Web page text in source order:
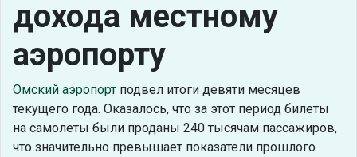
дохода местному
аэропорту
Омский аэропорт подвел итоги девяти месяцев
текущего года. Оказалось, что за этот период билеты
на самолеты были проданы 240 тысячам пассажиров,
что значительно превышает показатели прошлого